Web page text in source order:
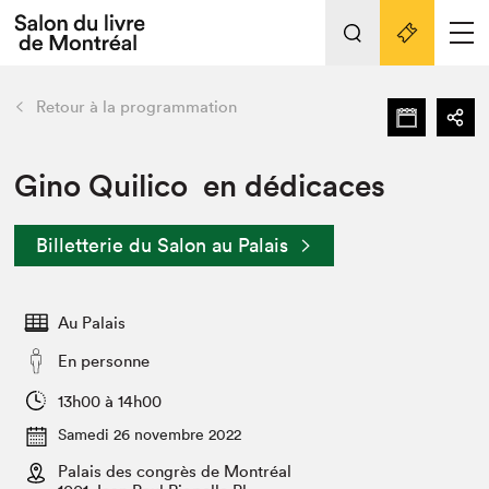
Espace médias
Espace exposant⋅e⋅s
Tout sur l'édition 2022
Actualités
Vidéos et Balados
Club de lecture Braindate
retour Nos activités
Édition 2022
Nous connaître
Projets partenaires 2022
Archives
Liens pratiques
Retour à la programmation
Gino Quilico en dédicaces
Billetterie du Salon au Palais
Au Palais
En personne
13h00 à 14h00
Samedi 26 novembre 2022
Palais des congrès de Montréal